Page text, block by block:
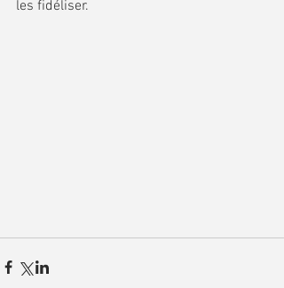
les fidéliser.